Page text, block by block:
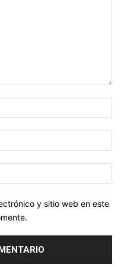
y sitio web en este